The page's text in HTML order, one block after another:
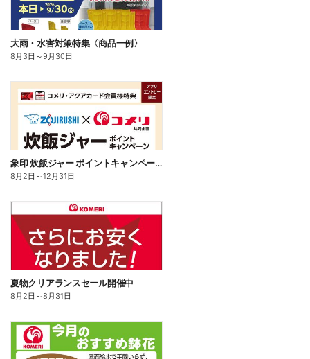
大雨・水害対策特集〈商品一例〉
8月3日 ～9月30日
象印 炊飯ジャー ポイントキャンペーン
8月2日 ～12月31日
夏物クリアランスセール開催中
8月2日 ～8月31日